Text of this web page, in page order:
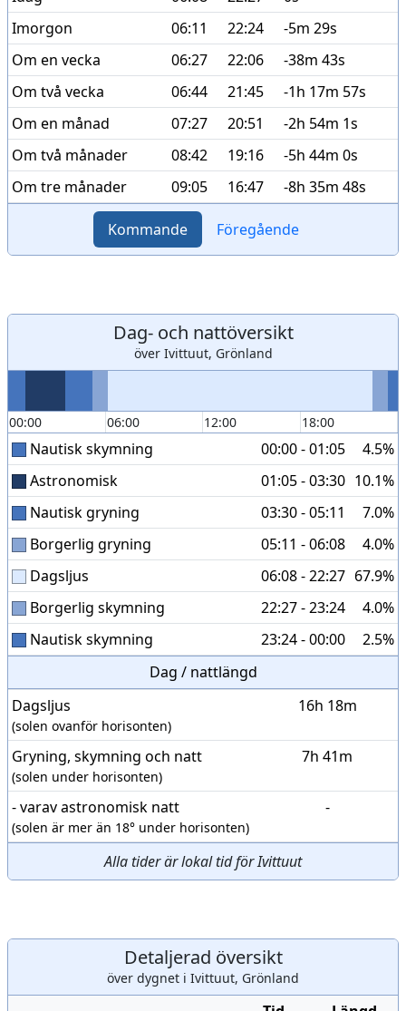
Imorgon
06:11 22:24
-5m 29s
Om en vecka
06:27 22:06
-38m 43s
Om två vecka
06:44 21:45
-1h 17m 57s
Om en månad
07:27 20:51
-2h 54m 1s
Om två månader
08:42 19:16
-5h 44m 0s
Om tre månader
09:05 16:47 -8h 35m 48s
Kommande Föregående
Dag- och nattöversikt
över Ivittuut, Grönland
00:00 06:00 12:00 18:00
Nautisk skymning 00:00 - 01:05
4.5%
Astronomisk
01:05 - 03:30 10.1%
Nautisk gryning
03:30 - 05:11
7.0%
Borgerlig gryning
05:11 - 06:08
4.0%
Dagsljus
06:08 - 22:27 67.9%
Borgerlig skymning
22:27 - 23:24
4.0%
Nautisk skymning
23:24 - 00:00
2.5%
Dag / nattlängd
Dagsljus
(solen ovanför horisonten)
16h 18m
Gryning, skymning och natt
(solen under horisonten)
7h 41m
- varav astronomisk natt
(solen är mer än 18° under horisonten)
-
Alla tider är lokal tid för Ivittuut
Detaljerad översikt
över dygnet i Ivittuut, Grönland